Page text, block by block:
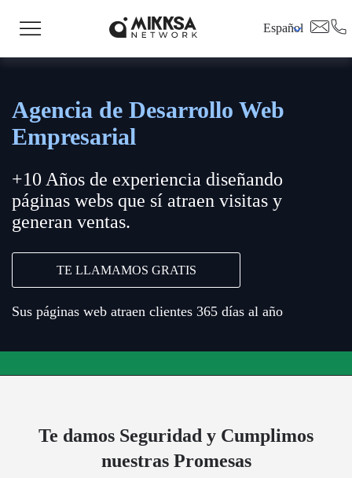
Español
Agencia de Desarrollo Web
Empresarial
+10 Años de experiencia diseñando
páginas webs que sí atraen visitas y
generan ventas.
TE LLAMAMOS GRATIS
Sus páginas web atraen clientes 365 días al año
Te damos Seguridad y Cumplimos
nuestras Promesas